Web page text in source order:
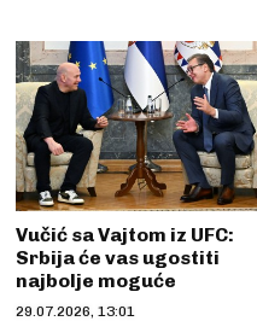
Vučić sa Vajtom iz UFC:
Srbija će vas ugostiti
najbolje moguće
29.07.2026, 13:01